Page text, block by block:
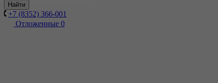
Найти
+7 (8352) 366-001
Отложенные 0